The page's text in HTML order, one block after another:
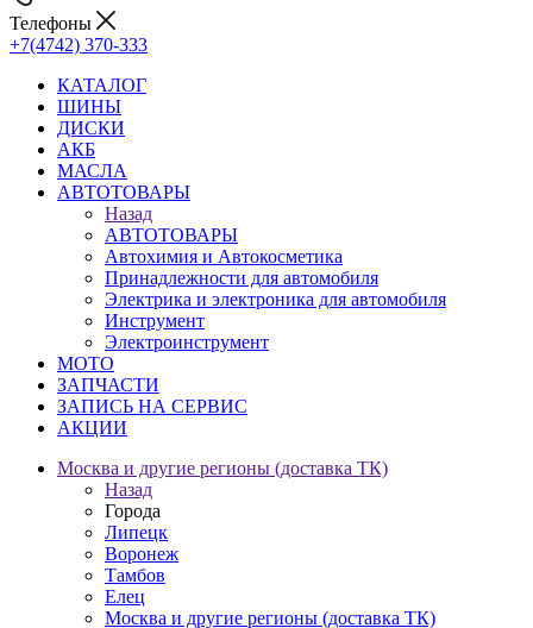
Телефоны
+7(4742) 370-333
КАТАЛОГ
ШИНЫ
ДИСКИ
АКБ
МАСЛА
АВТОТОВАРЫ
Назад
АВТОТОВАРЫ
Автохимия и Автокосметика
Принадлежности для автомобиля
Электрика и электроника для автомобиля
Инструмент
Электроинструмент
МОТО
ЗАПЧАСТИ
ЗАПИСЬ НА СЕРВИС
АКЦИИ
Москва и другие регионы (доставка ТК)
Назад
Города
Липецк
Воронеж
Тамбов
Елец
Москва и другие регионы (доставка ТК)